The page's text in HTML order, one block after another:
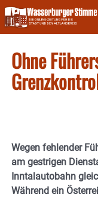
Skip
to
content
Ohne
Wegen fehlender
am gestrigen
Inntalautobahn
Während ein